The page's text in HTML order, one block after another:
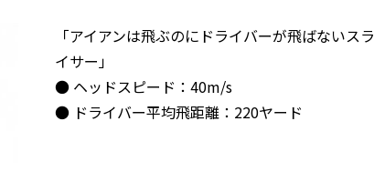
「アイアンは飛ぶのにドライバーが飛ばないスラ
イサー」
● ヘッドスピード：40m/s
● ドライバー平均飛距離：220ヤード